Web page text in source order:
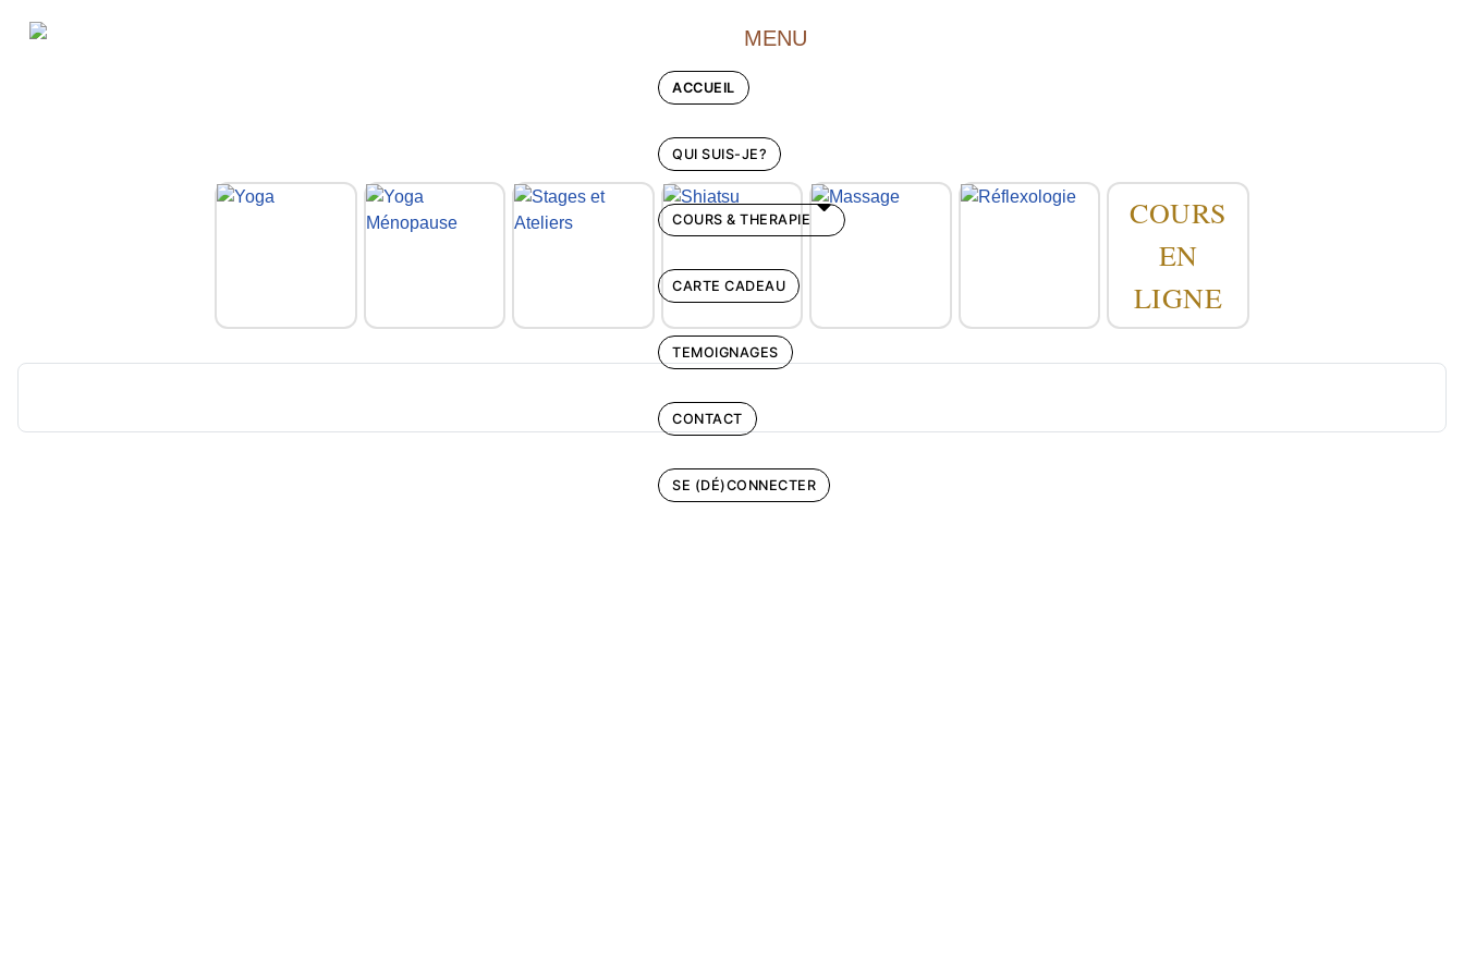
MENU
ACCUEIL
QUI SUIS-JE?
COURS & THERAPIE
CARTE CADEAU
TEMOIGNAGES
CONTACT
SE (DÉ)CONNECTER
COURS
EN
LIGNE